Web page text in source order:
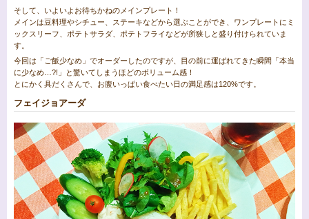
そして、いよいよお待ちかねのメインプレート！
メインは豆料理やシチュー、ステーキなどから選ぶことができ、ワンプレートにミ
ックスリーフ、ポテトサラダ、ポテトフライなどが所狭しと盛り付けられていま
す。
今回は「ご飯少なめ」でオーダーしたのですが、目の前に運ばれてきた瞬間「本当
に少なめ…?!」と驚いてしまうほどのボリューム感！
とにかく具だくさんで、お腹いっぱい食べたい日の満足感は120%です。
フェイジョアーダ